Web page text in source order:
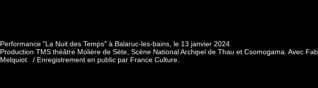
Performance "La Nuit des Temps" à Balaruc-les-bains, le 13 janvier 2024
Production TMS théâtre Molière de Sète, Scène National Archipel de Thau et Csomogama. Avec
Melquiot. / Enregistrement en public par France Culture.